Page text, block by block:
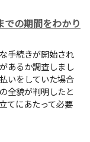
の期間をわかり
手続きが開始され
あるか調査しまし
いをしていた場合
全貌が判明したと
てにあたって必要